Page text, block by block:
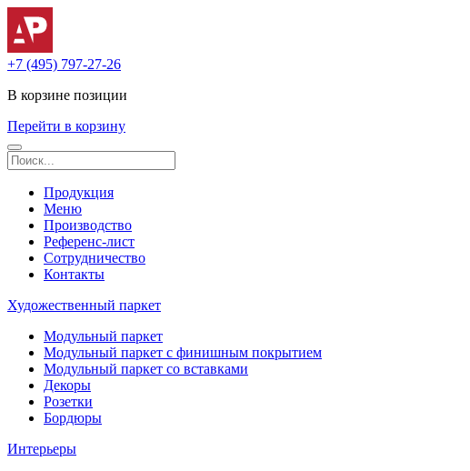
+7 (495) 797-27-26
В корзине позиции
Перейти в корзину
Продукция
Меню
Производство
Референс-лист
Сотрудничество
Контакты
Художественный паркет
Модульный паркет
Модульный паркет с финишным покрытием
Модульный паркет со вставками
Декоры
Розетки
Бордюры
Интерьеры